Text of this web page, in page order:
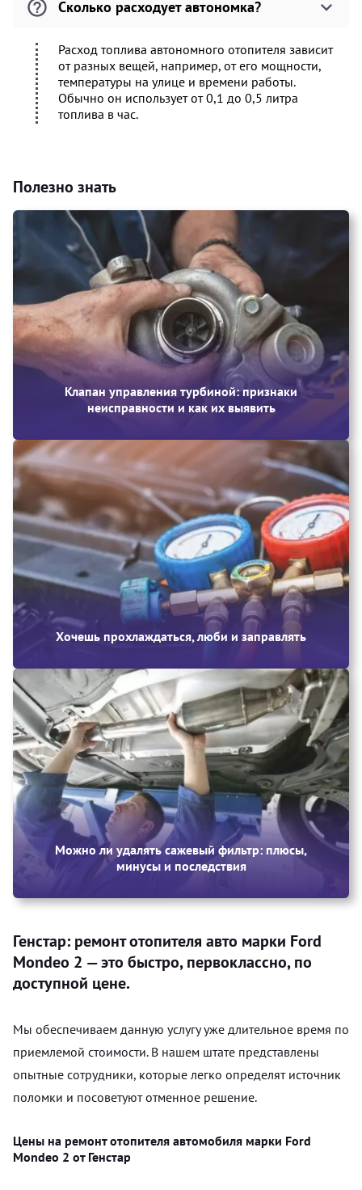
Сколько расходует автономка?
Расход топлива автономного отопителя зависит
от разных вещей, например, от его мощности,
температуры на улице и времени работы.
Обычно он использует от 0,1 до 0,5 литра
топлива в час.
Полезно знать
Клапан управления турбиной: признаки
неисправности и как их выявить
Хочешь прохлаждаться, люби и заправлять
Можно ли удалять сажевый фильтр: плюсы,
минусы и последствия
Генстар: ремонт отопителя авто марки Ford
Mondeo 2 — это быстро, первоклассно, по
доступной цене.
Мы обеспечиваем данную услугу уже длительное время по
приемлемой стоимости. В нашем штате представлены
опытные сотрудники, которые легко определят источник
поломки и посоветуют отменное решение.
Цены на ремонт отопителя автомобиля марки Ford
Mondeo 2 от Генстар